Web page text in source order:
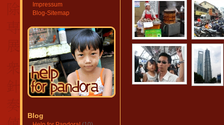
Impressum
Blog-Sitemap
Blog